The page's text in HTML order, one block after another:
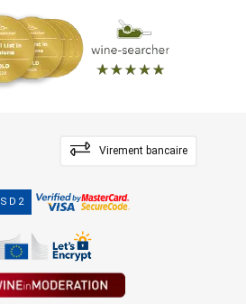
Virement bancaire